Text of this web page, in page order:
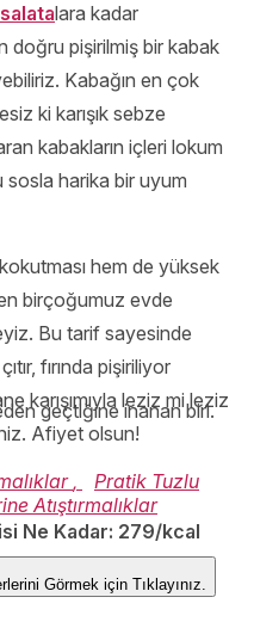
lara kadar
doğru pişirilmiş bir kabak
Kabağın en çok
ki karışık sebze
kabakların içleri lokum
sosla harika bir uyum
hem de yüksek
birçoğumuz evde
Bu tarif sayesinde
fırında pişiriliyor
karışımıyla leziz mi leziz
Afiyet olsun!
,
Pratik Tuzlu
Atıştırmalıklar
geçtiğine inanan biri.
Ne Kadar: 279/kcal
Görmek için Tıklayınız.